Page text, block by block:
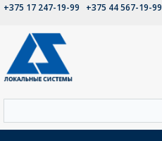
+375 17 247-19-99 +375 44 567-19-99